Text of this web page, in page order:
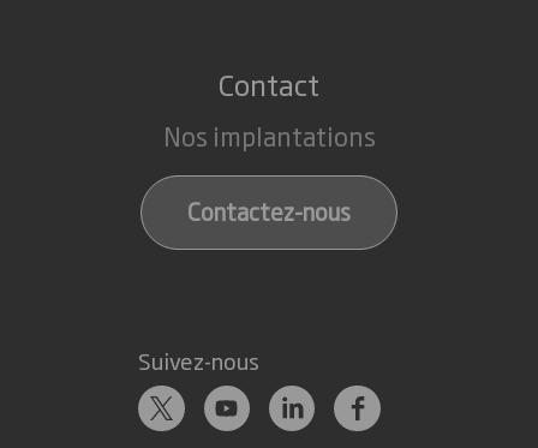
Contact
Nos implantations
Contactez-nous
Suivez-nous